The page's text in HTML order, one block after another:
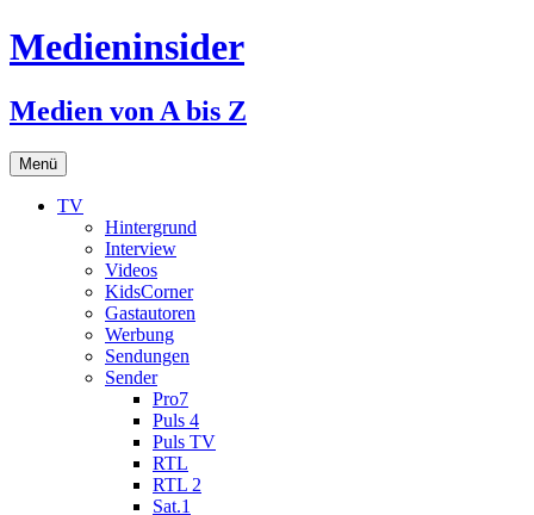
Medieninsider
Medien von A bis Z
Menü Zum
Inhalt
springen
TV
Hintergrund
Interview
Videos
KidsCorner
Gastautoren
Werbung
Sendungen
Sender
Pro7
Puls 4
Puls TV
RTL
RTL 2
Sat.1